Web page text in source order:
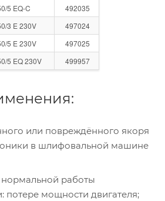
5 EQ-C
492035
3 E 230V
497024
5 E 230V
497025
5 EQ 230V
499957
или повреждённого якоря
в шлифовальной машине
нормальной работы
потере мощности двигателя;